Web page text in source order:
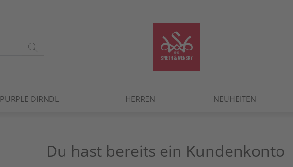
PURPLE DIRNDL HERREN NEUHEITEN
Du hast bereits ein Kundenkonto